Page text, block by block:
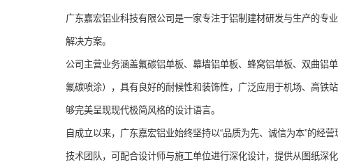
广东嘉宏铝业科技有限公司是一家专注于铝制建材研发与生产的专
解决方案。
公司主营业务涵盖氟碳铝单板、幕墙铝单板、蜂窝铝单板、双曲铝
氟碳喷涂），具有良好的耐候性和装饰性，广泛应用于机场、高铁
够完美呈现现代极简风格的设计语言。
自成立以来，广东嘉宏铝业始终坚持以“品质为先、诚信为本”的经
技术团队，可配合设计师与施工单位进行深化设计，提供从图纸深